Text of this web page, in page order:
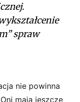
spraw
nie powinna
mają jeszcze